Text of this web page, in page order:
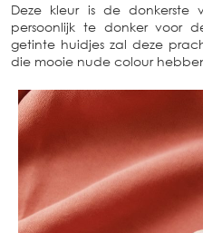
Deze kleur is de
persoonlijk te donker voor
getinte huidjes zal deze
die mooie nude colour